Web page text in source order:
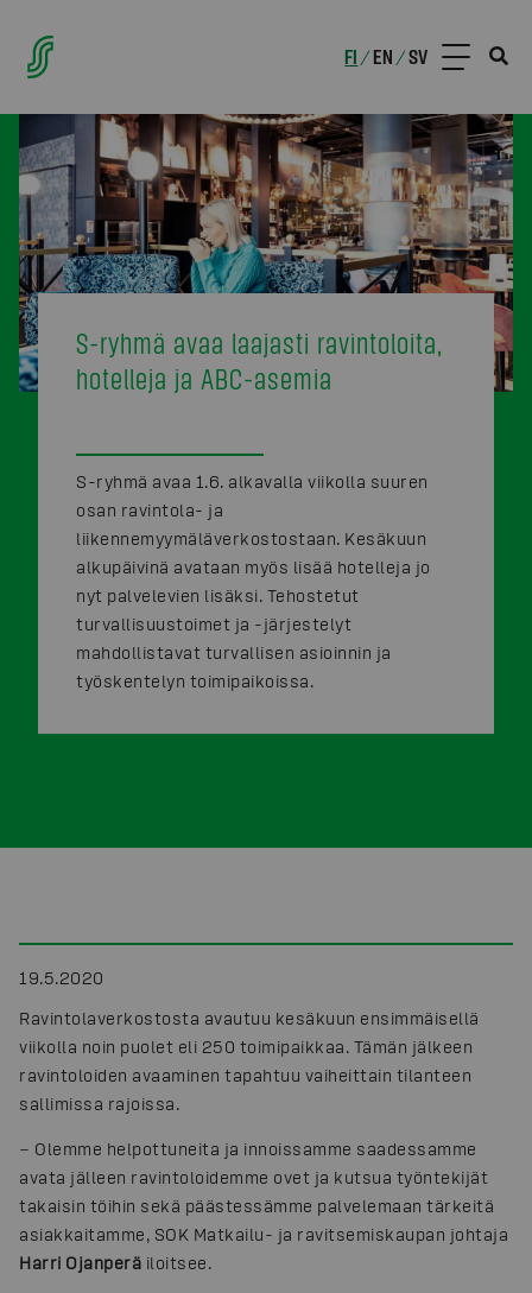
FI /EN /SV
S-ryhmä avaa laajasti ravintoloita,
hotelleja ja ABC-asemia
S-ryhmä avaa 1.6. alkavalla viikolla suuren
osan ravintola- ja
liikennemyymäläverkostostaan. Kesäkuun
alkupäivinä avataan myös lisää hotelleja jo
nyt palvelevien lisäksi. Tehostetut
turvallisuustoimet ja -järjestelyt
mahdollistavat turvallisen asioinnin ja
työskentelyn toimipaikoissa.
19.5.2020
Ravintolaverkostosta avautuu kesäkuun ensimmäisellä
viikolla noin puolet eli 250 toimipaikkaa. Tämän jälkeen
ravintoloiden avaaminen tapahtuu vaiheittain tilanteen
sallimissa rajoissa.
− Olemme helpottuneita ja innoissamme saadessamme
avata jälleen ravintoloidemme ovet ja kutsua työntekijät
takaisin töihin sekä päästessämme palvelemaan tärkeitä
asiakkaitamme, SOK Matkailu- ja ravitsemiskaupan johtaja
Harri Ojanperä iloitsee.